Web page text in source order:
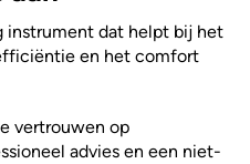
instrument dat helpt bij het
en het comfort
vertrouwen op
advies en een niet-